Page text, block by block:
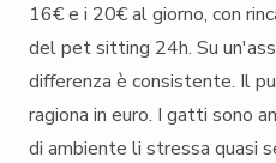
16€ e i 20€ al giorno, con
del pet sitting 24h. Su
differenza è consistente. Il
ragiona in euro. I gatti sono
di ambiente li stressa quasi